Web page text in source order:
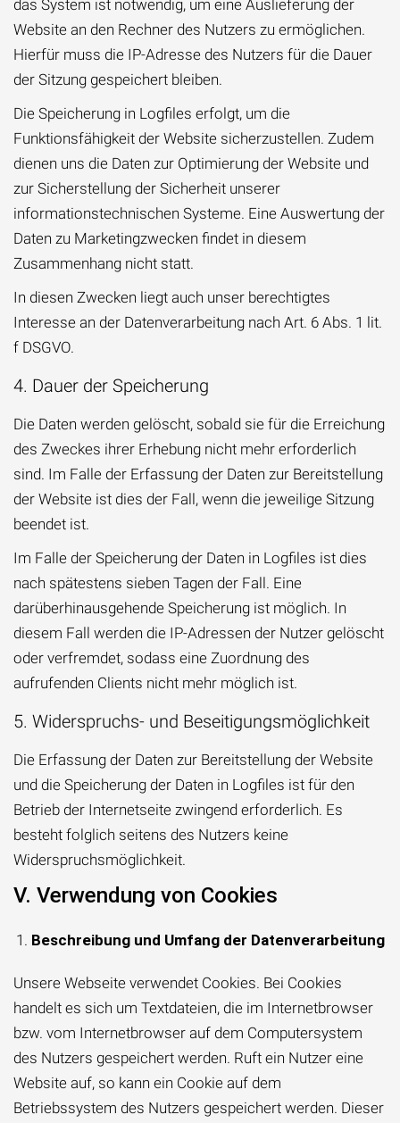
das System ist notwendig, um eine Auslieferung der
Website an den Rechner des Nutzers zu ermöglichen.
Hierfür muss die IP-Adresse des Nutzers für die Dauer
der Sitzung gespeichert bleiben.
Die Speicherung in Logfiles erfolgt, um die
Funktionsfähigkeit der Website sicherzustellen. Zudem
dienen uns die Daten zur Optimierung der Website und
zur Sicherstellung der Sicherheit unserer
informationstechnischen Systeme. Eine Auswertung der
Daten zu Marketingzwecken findet in diesem
Zusammenhang nicht statt.
In diesen Zwecken liegt auch unser berechtigtes
Interesse an der Datenverarbeitung nach Art. 6 Abs. 1 lit.
f DSGVO.
4. Dauer der Speicherung
Die Daten werden gelöscht, sobald sie für die Erreichung
des Zweckes ihrer Erhebung nicht mehr erforderlich
sind. Im Falle der Erfassung der Daten zur Bereitstellung
der Website ist dies der Fall, wenn die jeweilige Sitzung
beendet ist.
Im Falle der Speicherung der Daten in Logfiles ist dies
nach spätestens sieben Tagen der Fall. Eine
darüberhinausgehende Speicherung ist möglich. In
diesem Fall werden die IP-Adressen der Nutzer gelöscht
oder verfremdet, sodass eine Zuordnung des
aufrufenden Clients nicht mehr möglich ist.
5. Widerspruchs- und Beseitigungsmöglichkeit
Die Erfassung der Daten zur Bereitstellung der Website
und die Speicherung der Daten in Logfiles ist für den
Betrieb der Internetseite zwingend erforderlich. Es
besteht folglich seitens des Nutzers keine
Widerspruchsmöglichkeit.
V. Verwendung von Cookies
Beschreibung und Umfang der Datenverarbeitung
Unsere Webseite verwendet Cookies. Bei Cookies
handelt es sich um Textdateien, die im Internetbrowser
bzw. vom Internetbrowser auf dem Computersystem
des Nutzers gespeichert werden. Ruft ein Nutzer eine
Website auf, so kann ein Cookie auf dem
Betriebssystem des Nutzers gespeichert werden. Dieser